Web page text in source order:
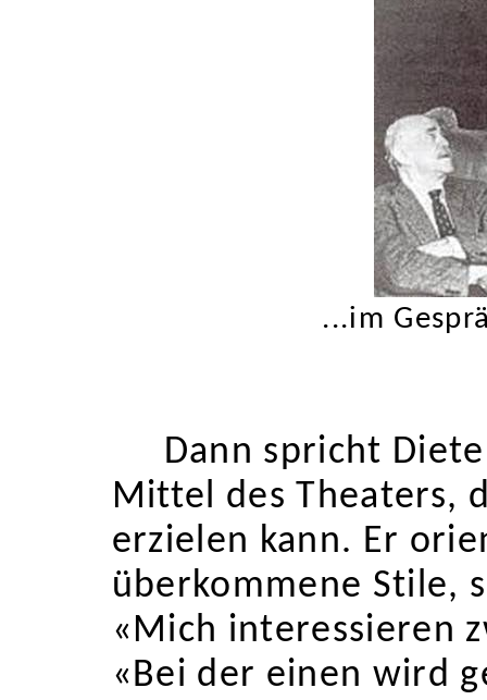
...im
Dann spricht
Mittel des Theaters,
erzielen kann. Er
überkommene Stile,
«Mich interessieren
«Bei der einen wird